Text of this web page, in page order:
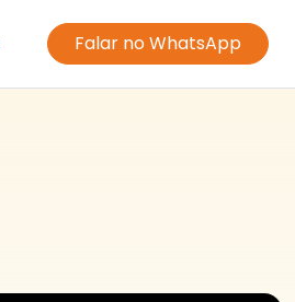
Falar no WhatsApp